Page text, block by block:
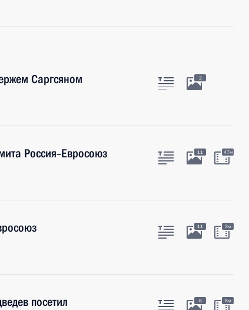
Саргсяном
2
Россия–Евросоюз 11 47м
11 3м
посетил
6 6м